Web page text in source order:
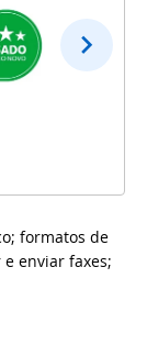
formatos de
enviar faxes;